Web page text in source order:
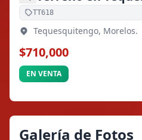
TT618
Tequesquitengo, Morelos.
$710,000
EN VENTA
Galería de Fotos